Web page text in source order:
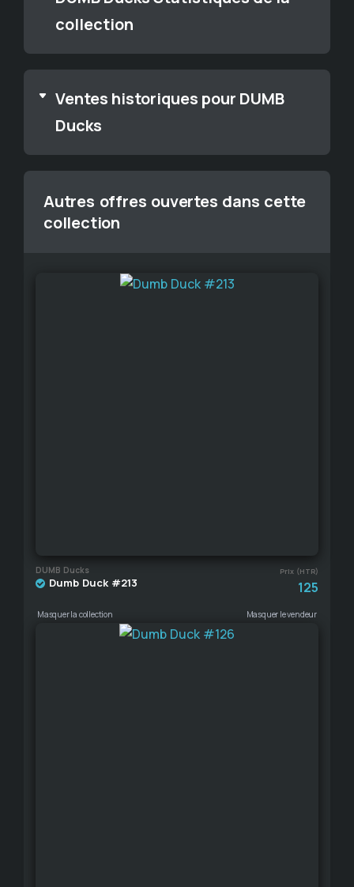
collection
Ventes historiques pour DUMB
Ducks
Autres offres ouvertes dans cette
collection
DUMB Ducks Prix (HTR)
Dumb Duck #213 125
Masquer la collection Masquer le vendeur